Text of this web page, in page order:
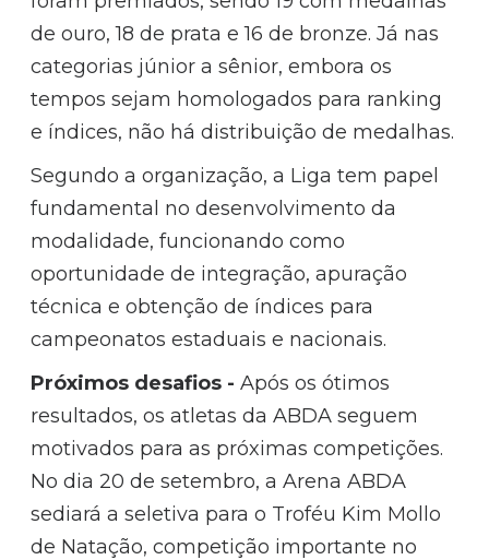
de ouro, 18 de prata e 16 de bronze. Já nas
categorias júnior a sênior, embora os
tempos sejam homologados para ranking
e índices, não há distribuição de medalhas.
Segundo a organização, a Liga tem papel
fundamental no desenvolvimento da
modalidade, funcionando como
oportunidade de integração, apuração
técnica e obtenção de índices para
campeonatos estaduais e nacionais.
Próximos desafios - Após os ótimos
resultados, os atletas da ABDA seguem
motivados para as próximas competições.
No dia 20 de setembro, a Arena ABDA
sediará a seletiva para o Troféu Kim Mollo
de Natação, competição importante no